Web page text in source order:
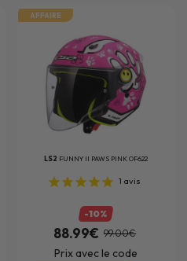
AFFAIRE
LS2 FUNNY II PAWS PINK OF622
1 avis
-10%
88.99€ 99.00€
Prix avec le code